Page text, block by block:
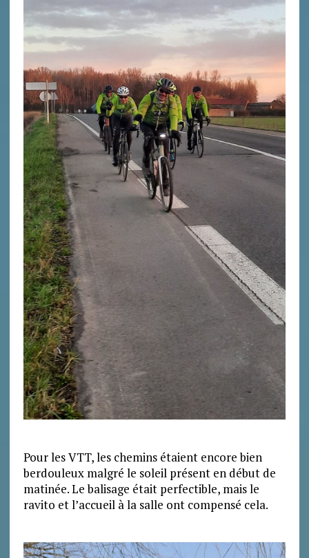
Pour les VTT, les chemins étaient encore bien
berdouleux malgré le soleil présent en début de
matinée. Le balisage était perfectible, mais le
ravito et l’accueil à la salle ont compensé cela.